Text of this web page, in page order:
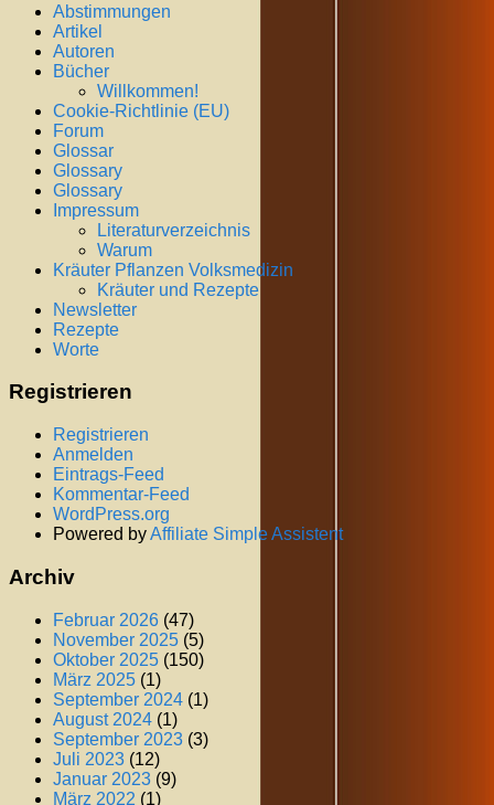
Abstimmungen
Artikel
Autoren
Bücher
Willkommen!
Cookie-Richtlinie (EU)
Forum
Glossar
Glossary
Glossary
Impressum
Literaturverzeichnis
Warum
Kräuter Pflanzen Volksmedizin
Kräuter und Rezepte
Newsletter
Rezepte
Worte
Registrieren
Registrieren
Anmelden
Eintrags-Feed
Kommentar-Feed
WordPress.org
Powered byAffiliate Simple Assistent
Archiv
Februar 2026 (47)
November 2025 (5)
Oktober 2025 (150)
März 2025 (1)
September 2024 (1)
August 2024 (1)
September 2023 (3)
Juli 2023 (12)
Januar 2023 (9)
März 2022 (1)